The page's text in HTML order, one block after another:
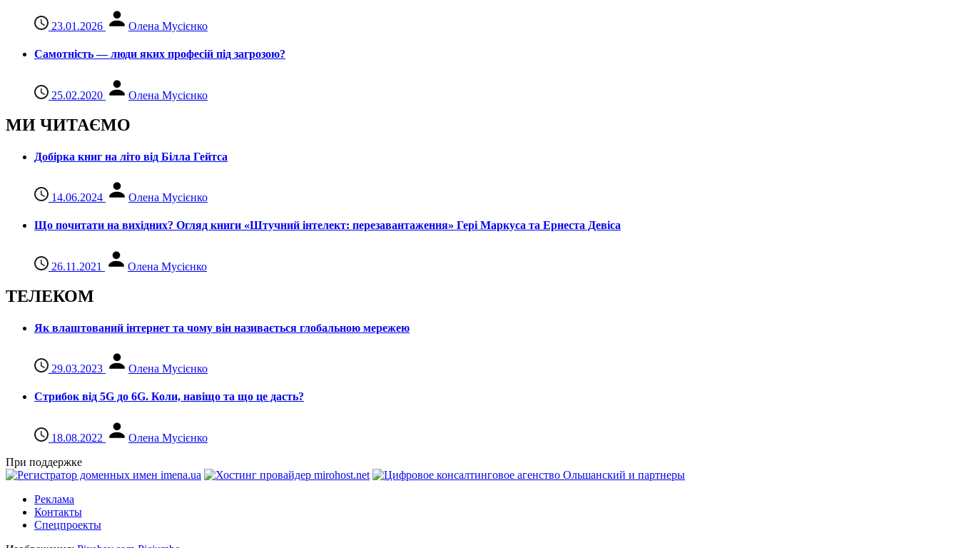
23.01.2026 Олена Мусієнко
Самотність — люди яких професій під загрозою?
25.02.2020 Олена Мусієнко
МИ ЧИТАЄМО
Добірка книг на літо від Білла Гейтса
14.06.2024 Олена Мусієнко
Що почитати на вихідних? Огляд книги «Штучний інтелект: перезавантаження» Гері Маркуса та Ернеста Девіса
26.11.2021 Олена Мусієнко
ТЕЛЕКОМ
Як влаштований інтернет та чому він називається глобальною мережею
29.03.2023 Олена Мусієнко
Стрибок від 5G до 6G. Коли, навіщо та що це даcть?
18.08.2022
Олена Мусієнко
При поддержке
Реклама
Контакты
Спецпроекты